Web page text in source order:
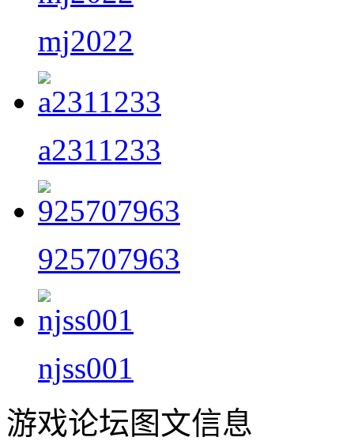
mj2022
a2311233
925707963
njss001
游戏论坛图文信息